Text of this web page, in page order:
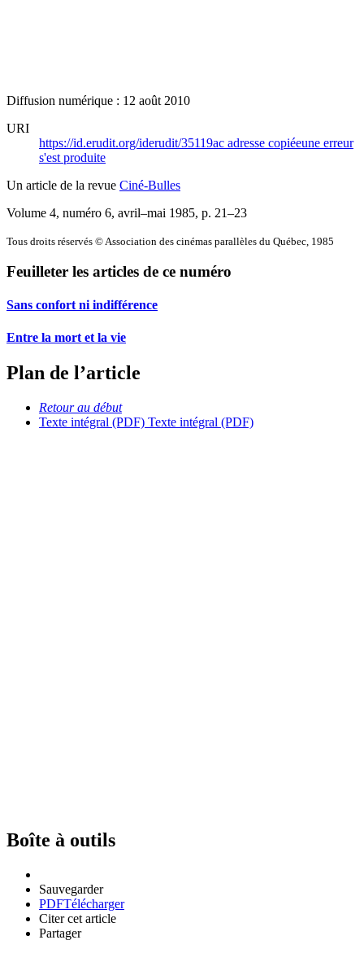
Diffusion numérique : 12 août 2010
URI
https://id.erudit.org/iderudit/35119ac adresse copiéeune erreur
s'est produite
Un article de la revue Ciné-Bulles
Volume 4, numéro 6, avril–mai 1985, p. 21–23
Tous droits réservés © Association des cinémas parallèles du Québec, 1985
Feuilleter les articles de ce numéro
Sans confort ni indifférence
Entre la mort et la vie
Plan de l’article
Retour au début
Texte intégral (PDF) Texte intégral (PDF)
Boîte à outils
Sauvegarder
PDFTélécharger
Citer cet article
Partager